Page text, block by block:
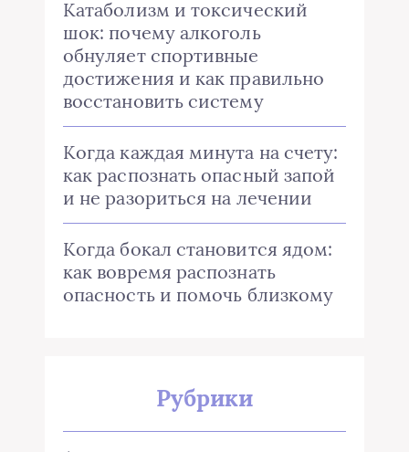
Катаболизм и токсический
шок: почему алкоголь
обнуляет спортивные
достижения и как правильно
восстановить систему
Когда каждая минута на счету:
как распознать опасный запой
и не разориться на лечении
Когда бокал становится ядом:
как вовремя распознать
опасность и помочь близкому
Рубрики